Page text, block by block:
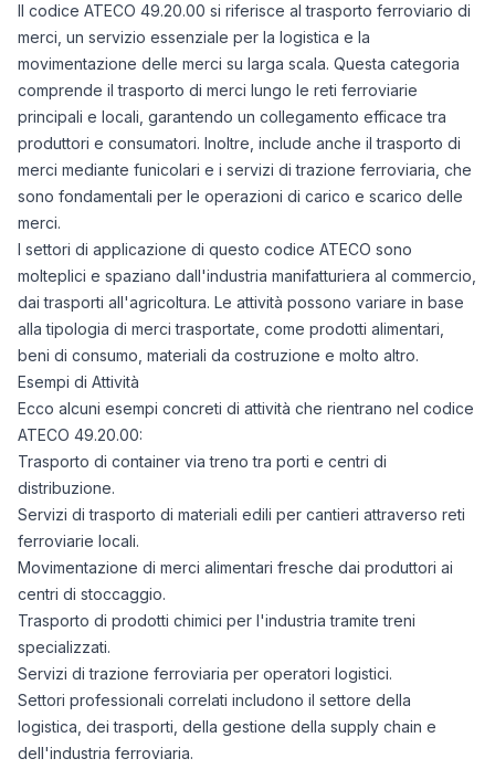
Il codice ATECO 49.20.00 si riferisce al trasporto ferroviario di
merci, un servizio essenziale per la logistica e la
movimentazione delle merci su larga scala. Questa categoria
comprende il trasporto di merci lungo le reti ferroviarie
principali e locali, garantendo un collegamento efficace tra
produttori e consumatori. Inoltre, include anche il trasporto di
merci mediante funicolari e i servizi di trazione ferroviaria, che
sono fondamentali per le operazioni di carico e scarico delle
merci.
I settori di applicazione di questo codice ATECO sono
molteplici e spaziano dall'industria manifatturiera al commercio,
dai trasporti all'agricoltura. Le attività possono variare in base
alla tipologia di merci trasportate, come prodotti alimentari,
beni di consumo, materiali da costruzione e molto altro.
Esempi di Attività
Ecco alcuni esempi concreti di attività che rientrano nel codice
ATECO 49.20.00:
Trasporto di container via treno tra porti e centri di
distribuzione.
Servizi di trasporto di materiali edili per cantieri attraverso reti
ferroviarie locali.
Movimentazione di merci alimentari fresche dai produttori ai
centri di stoccaggio.
Trasporto di prodotti chimici per l'industria tramite treni
specializzati.
Servizi di trazione ferroviaria per operatori logistici.
Settori professionali correlati includono il settore della
logistica, dei trasporti, della gestione della supply chain e
dell'industria ferroviaria.